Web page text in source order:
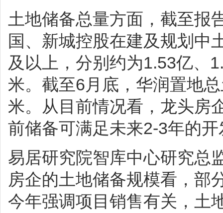
土地储备总量方面，截至报
国、新城控股在建及规划中
及以上，分别约为1.53亿、
米。截至6月底，华润置地
米。从目前情况看，龙头房
前储备可满足未来2-3年的
易居研究院智库中心研究总
房企的土地储备规模看，部
今年强调项目销售有关，土